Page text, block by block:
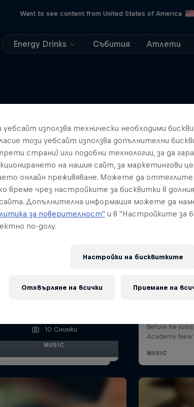
Want to see content from United States of America
Energy Drinks Събития Атлети
Подобни
10 Снимки
MUSIC
уебсайт използва технически необходими
този уебсайт използва допълнителни
страни) или подобни технологии, за да
на нашия сайт, за маркетингови
онлайн преживяване. Можете да оттеглите
време чрез настройките за бисквитки в
Допълнителна информация можете да
за поверителност" и в "Настройките за
по-долу.
Настройки на бисквитките
Отхвърляне на всички Приемане на